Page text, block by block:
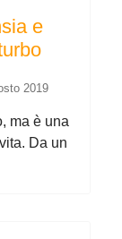
e
2019
ma è una
Da un